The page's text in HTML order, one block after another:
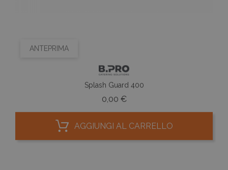
ANTEPRIMA
Splash Guard 400
0,00 €Prezzo
AGGIUNGI AL CARRELLO